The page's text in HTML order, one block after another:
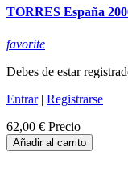
TORRES España
favorite
Debes de estar
Entrar| Registrarse
62,00 € Precio
Añadir al carrito